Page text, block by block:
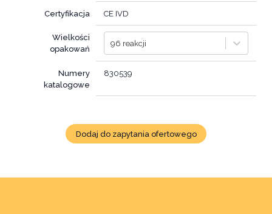
Certyfikacja CE IVD
Wielkości
opakowań
96 reakcji
Numery
katalogowe
830539
Dodaj do zapytania ofertowego